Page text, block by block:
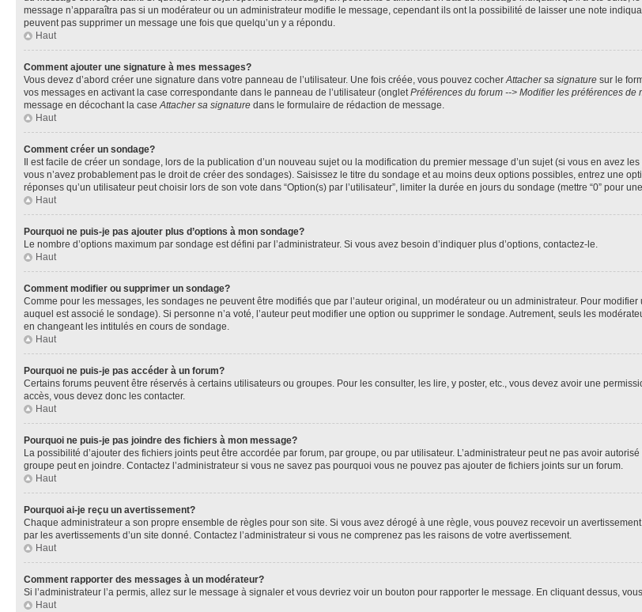
message n’apparaîtra pas si un modérateur ou un administrateur modifie le message, cependant ils ont la possibilité de laisser une note
peuvent pas supprimer un message une fois que quelqu’un y a répondu.
Haut
Comment ajouter une signature à mes messages?
Vous devez d’abord créer une signature dans votre panneau de l’utilisateur. Une fois créée, vous pouvez cocherAttacher sa signature sur le
vos messages en activant la case correspondante dans le panneau de l’utilisateur (ongletPréférences du forum --> Modifier les préférences de
message en décochant la caseAttacher sa signature dans le formulaire de rédaction de message.
Haut
Comment créer un sondage?
Il est facile de créer un sondage, lors de la publication d’un nouveau sujet ou la modification du premier message d’un sujet (si vous en avez
vous n’avez probablement pas le droit de créer des sondages). Saisissez le titre du sondage et au moins deux options possibles, entrez une
réponses qu’un utilisateur peut choisir lors de son vote dans “Option(s) par l’utilisateur”, limiter la durée en jours du sondage (mettre “0” pour
Haut
Pourquoi ne puis-je pas ajouter plus d’options à mon sondage?
Le nombre d’options maximum par sondage est défini par l’administrateur. Si vous avez besoin d’indiquer plus d’options, contactez-le.
Haut
Comment modifier ou supprimer un sondage?
Comme pour les messages, les sondages ne peuvent être modifiés que par l’auteur original, un modérateur ou un administrateur. Pour
auquel est associé le sondage). Si personne n’a voté, l’auteur peut modifier une option ou supprimer le sondage. Autrement, seuls les
en changeant les intitulés en cours de sondage.
Haut
Pourquoi ne puis-je pas accéder à un forum?
Certains forums peuvent être réservés à certains utilisateurs ou groupes. Pour les consulter, les lire, y poster, etc., vous devez avoir une
accès, vous devez donc les contacter.
Haut
Pourquoi ne puis-je pas joindre des fichiers à mon message?
La possibilité d’ajouter des fichiers joints peut être accordée par forum, par groupe, ou par utilisateur. L’administrateur peut ne pas avoir
groupe peut en joindre. Contactez l’administrateur si vous ne savez pas pourquoi vous ne pouvez pas ajouter de fichiers joints sur un forum.
Haut
Pourquoi ai-je reçu un avertissement?
Chaque administrateur a son propre ensemble de règles pour son site. Si vous avez dérogé à une règle, vous pouvez recevoir un
par les avertissements d’un site donné. Contactez l’administrateur si vous ne comprenez pas les raisons de votre avertissement.
Haut
Comment rapporter des messages à un modérateur?
Si l’administrateur l’a permis, allez sur le message à signaler et vous devriez voir un bouton pour rapporter le message. En cliquant dessus,
Haut